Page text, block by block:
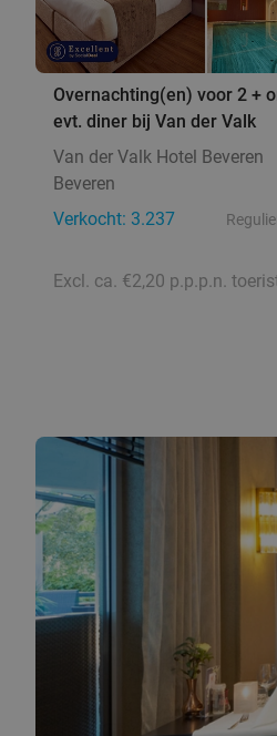
Overnachting(en) voor 2 +
evt. diner bij Van der Valk
Van der Valk Hotel Beveren
Beveren
Verkocht: 3.237